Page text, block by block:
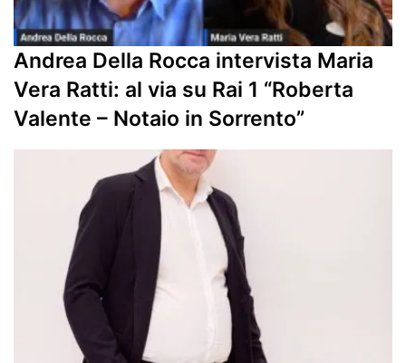
Andrea Della Rocca intervista Maria
Vera Ratti: al via su Rai 1 “Roberta
Valente – Notaio in Sorrento”